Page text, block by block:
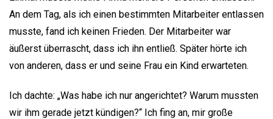
An dem Tag, als ich einen bestimmten Mitarbeiter entlassen
musste, fand ich keinen Frieden. Der Mitarbeiter war
äußerst überrascht, dass ich ihn entließ. Später hörte ich
von anderen, dass er und seine Frau ein Kind erwarteten.
Ich dachte: „Was habe ich nur angerichtet? Warum mussten
wir ihm gerade jetzt kündigen?“ Ich fing an, mir große